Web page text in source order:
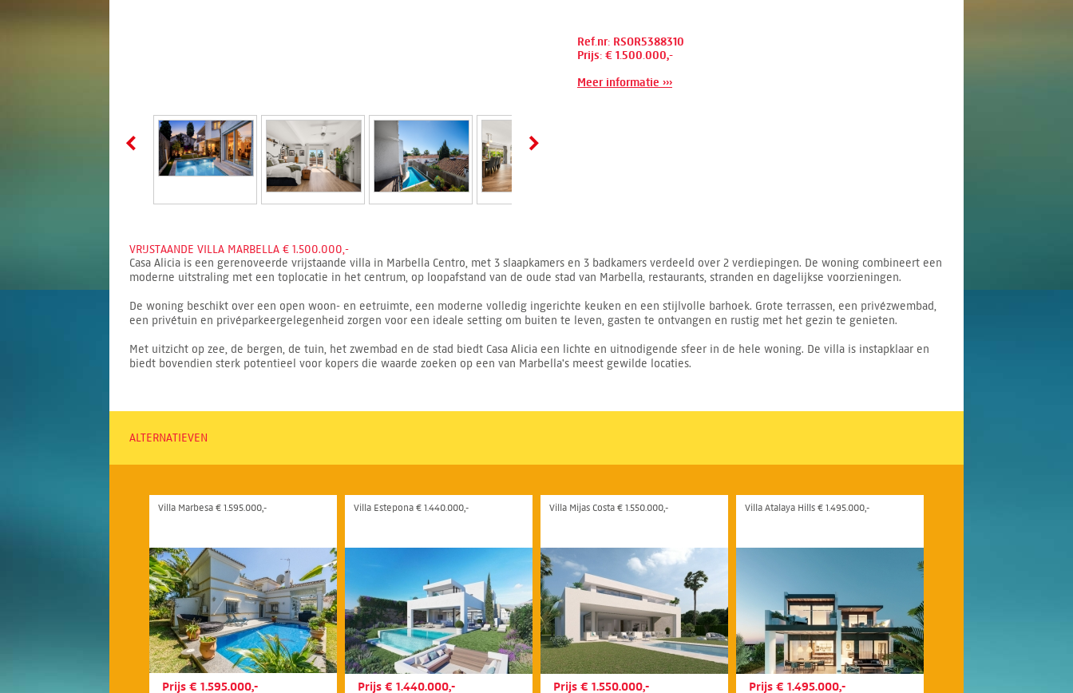
Ref.nr: RSOR5388310
Prijs: € 1.500.000,-
Meer informatie ›››
VRIJSTAANDE VILLA MARBELLA € 1.500.000,-
Casa Alicia is een gerenoveerde vrijstaande villa in Marbella Centro, met 3 slaapkamers en 3 badkamers verdeeld over 2 verdiepingen. De woning combineert een
moderne uitstraling met een toplocatie in het centrum, op loopafstand van de oude stad van Marbella, restaurants, stranden en dagelijkse voorzieningen.
De woning beschikt over een open woon- en eetruimte, een moderne volledig ingerichte keuken en een stijlvolle barhoek. Grote terrassen, een privézwembad,
een privétuin en privéparkeergelegenheid zorgen voor een ideale setting om buiten te leven, gasten te ontvangen en rustig met het gezin te genieten.
Met uitzicht op zee, de bergen, de tuin, het zwembad en de stad biedt Casa Alicia een lichte en uitnodigende sfeer in de hele woning. De villa is instapklaar en
biedt bovendien sterk potentieel voor kopers die waarde zoeken op een van Marbella's meest gewilde locaties.
ALTERNATIEVEN
Villa Marbesa € 1.595.000,-
Prijs € 1.595.000,-
Villa Estepona € 1.440.000,-
Prijs € 1.440.000,-
Villa Mijas Costa € 1.550.000,-
Prijs € 1.550.000,-
Villa Atalaya Hills € 1.495.000,-
Prijs € 1.495.000,-